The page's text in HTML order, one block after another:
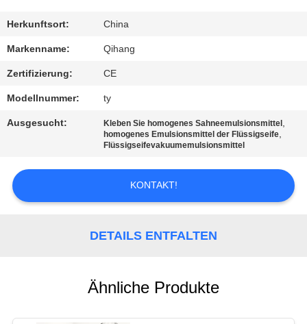
MIT
UNS
IN
VERBINDUNG
NACHRICHTEN
FÄLLE
FORDERN
Herkunftsort: China
Markenname: Qihang
Zertifizierung: CE
Modellnummer: ty
Ausgesucht: Kleben Sie homogenes Sahneemulsionsmittel ,
homogenes Emulsionsmittel der Flüssigseife,
Flüssigseifevakuumemulsionsmittel
KONTAKT!
DETAILS ENTFALTEN
Ähnliche Produkte